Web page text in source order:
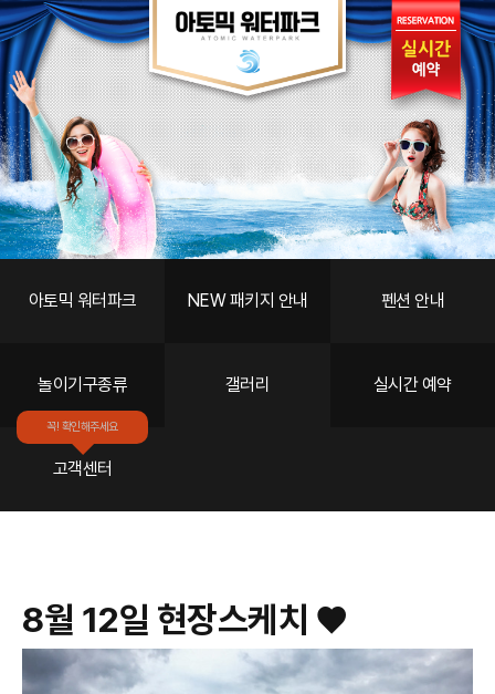
갤러리
LPP소개
객실안내
편의시설
스페셜
예약
고객센터
아토믹 워터파크 NEW 패키지 안내 펜션 안내
놀이기구종류 갤러리 실시간 예약
꼭! 확인해주세요
고객센터
8월 12일 현장스케치 ♥